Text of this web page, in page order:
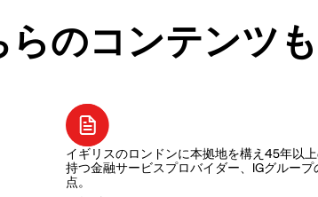
らのコンテンツ
イギリスのロンドンに本拠地を構え45年以
持つ金融サービスプロバイダー、IGグループ
点。